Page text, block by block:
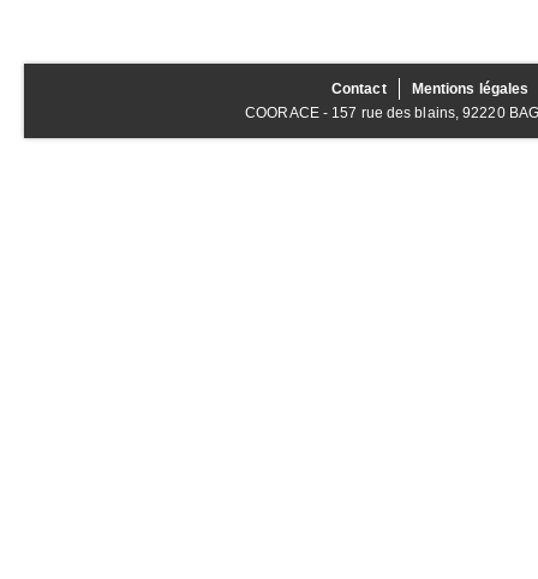
Contact
Mentions légales
COORACE - 157 rue des blains, 92220